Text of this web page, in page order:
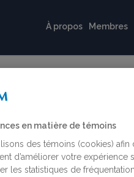
À propos Membres
du Québec en Outaouais
en matière de témoins
des témoins (cookies)
d’améliorer votre
les statistiques de